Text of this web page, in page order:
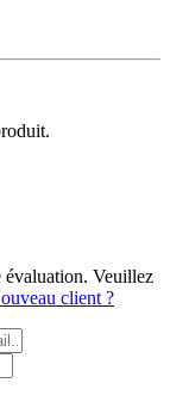
évaluation. Veuillez
client ?